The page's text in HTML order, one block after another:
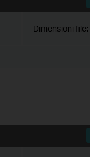
Dimensioni file: